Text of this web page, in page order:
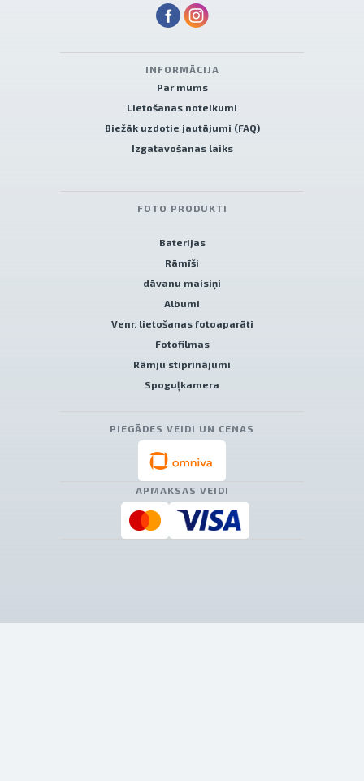
INFORMĀCIJA
Par mums
Lietošanas noteikumi
Biežāk uzdotie jautājumi (FAQ)
Izgatavošanas laiks
FOTO PRODUKTI
Baterijas
Rāmīši
dāvanu maisiņi
Albumi
Venr. lietošanas fotoaparāti
Fotofilmas
Rāmju stiprinājumi
Spoguļkamera
PIEGĀDES VEIDI UN CENAS
APMAKSAS VEIDI